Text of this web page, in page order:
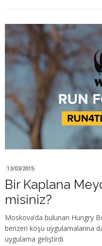
13/03/2015
Bir Kaplana
misiniz?
Moskova’da bulunan Hungry
benzeri koşu uygulamalarına
uygulama geliştirdi.